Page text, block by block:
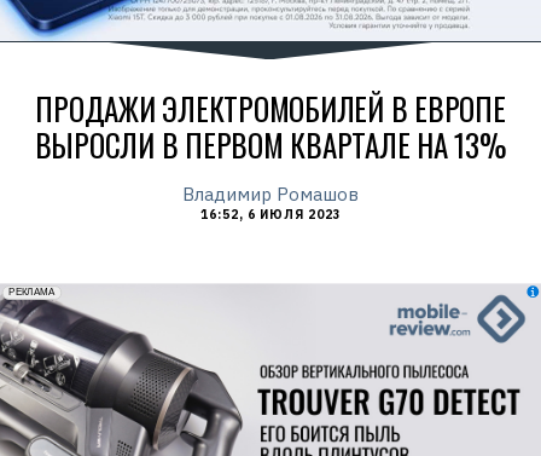
ПРОДАЖИ ЭЛЕКТРОМОБИЛЕЙ В ЕВРОПЕ
ВЫРОСЛИ В ПЕРВОМ КВАРТАЛЕ НА 13%
Владимир Ромашов
16:52, 6 ИЮЛЯ 2023
erid: 2VfnxxmNzs5
РЕКЛАМА